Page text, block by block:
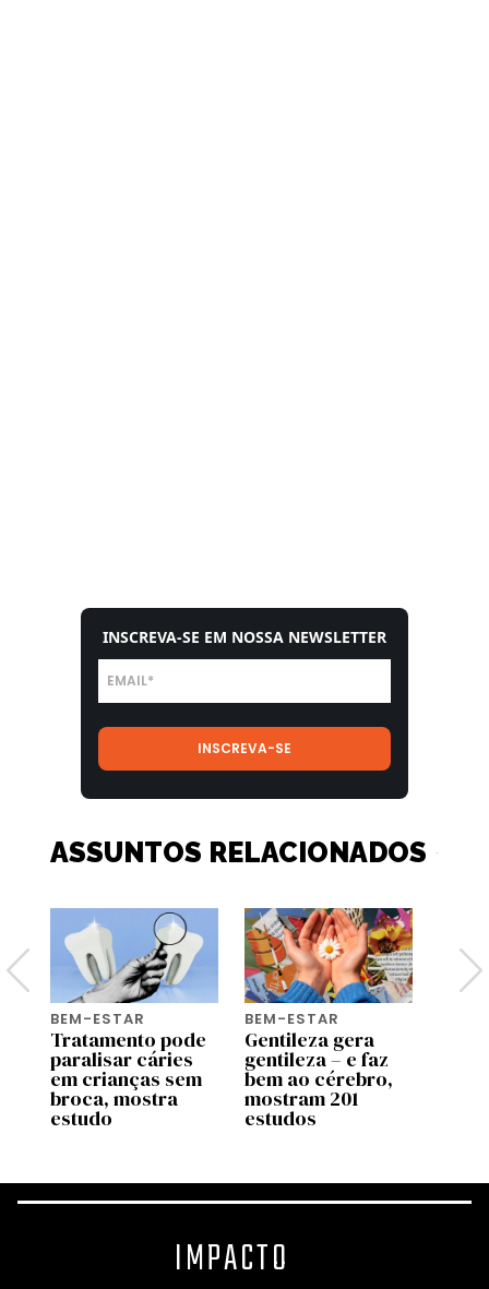
INSCREVA-SE EM NOSSA NEWSLETTER
ASSUNTOS RELACIONADOS
BEM-ESTAR
Tratamento pode
paralisar cáries
em crianças sem
broca, mostra
estudo
BEM-ESTAR
Gentileza gera
gentileza – e faz
bem ao cérebro,
mostram 201
estudos
IMPACTO